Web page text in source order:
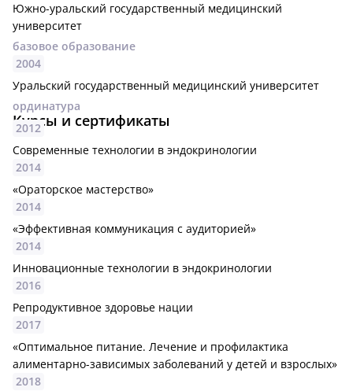
Южно-уральский государственный медицинский
университет
базовое образование
2004
Уральский государственный медицинский университет
ординатура
Курсы и сертификаты
2012
Современные технологии в эндокринологии
2014
«Ораторское мастерство»
2014
«Эффективная коммуникация с аудиторией»
2014
Инновационные технологии в эндокринологии
2016
Репродуктивное здоровье нации
2017
«Оптимальное питание. Лечение и профилактика
алиментарно-зависимых заболеваний у детей и взрослых»
2018